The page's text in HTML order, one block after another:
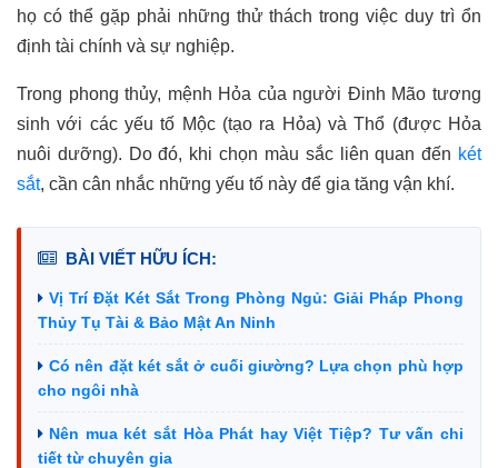
họ có thể gặp phải những thử thách trong việc duy trì ổn
định tài chính và sự nghiệp.
Trong phong thủy, mệnh Hỏa của người Đinh Mão tương
sinh với các yếu tố Mộc (tạo ra Hỏa) và Thổ (được Hỏa
nuôi dưỡng). Do đó, khi chọn màu sắc liên quan đến két
sắt, cần cân nhắc những yếu tố này để gia tăng vận khí.
BÀI VIẾT HỮU ÍCH:
Vị Trí Đặt Két Sắt Trong Phòng Ngủ: Giải Pháp Phong
Thủy Tụ Tài & Bảo Mật An Ninh
Có nên đặt két sắt ở cuối giường? Lựa chọn phù hợp
cho ngôi nhà
Nên mua két sắt Hòa Phát hay Việt Tiệp? Tư vấn chi
tiết từ chuyên gia